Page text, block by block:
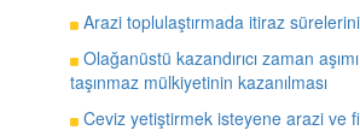
Arazi toplulaştırmada itiraz sürelerini
Olağanüstü kazandırıcı zaman
taşınmaz mülkiyetinin kazanılması
Ceviz yetiştirmek isteyene arazi ve